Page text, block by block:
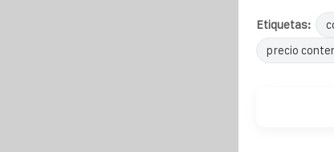
Etiquetas:
precio